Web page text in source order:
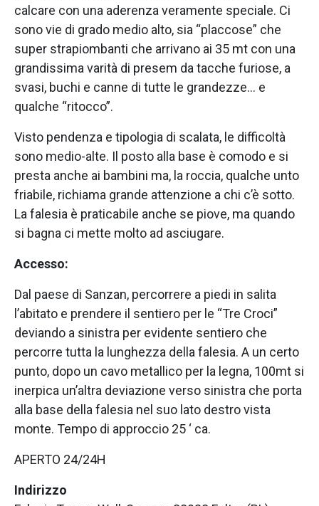
calcare con una aderenza veramente speciale. Ci
sono vie di grado medio alto, sia “placcose” che
super strapiombanti che arrivano ai 35 mt con una
grandissima varità di presem da tacche furiose, a
svasi, buchi e canne di tutte le grandezze… e
qualche “ritocco”.
Visto pendenza e tipologia di scalata, le difficoltà
sono medio-alte. Il posto alla base è comodo e si
presta anche ai bambini ma, la roccia, qualche unto
friabile, richiama grande attenzione a chi c’è sotto.
La falesia è praticabile anche se piove, ma quando
si bagna ci mette molto ad asciugare.
Accesso:
Dal paese di Sanzan, percorrere a piedi in salita
l’abitato e prendere il sentiero per le “Tre Croci”
deviando a sinistra per evidente sentiero che
percorre tutta la lunghezza della falesia. A un certo
punto, dopo un cavo metallico per la legna, 100mt si
inerpica un’altra deviazione verso sinistra che porta
alla base della falesia nel suo lato destro vista
monte. Tempo di approccio 25 ‘ ca.
APERTO 24/24H
Indirizzo